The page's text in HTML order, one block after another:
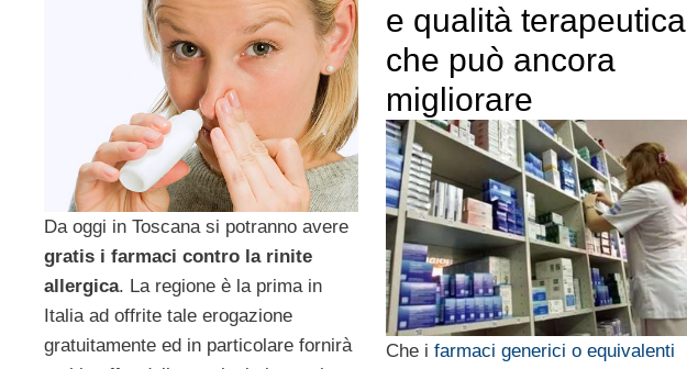
Da oggi in Toscana si potranno avere
gratis i farmaci contro la rinite
allergica. La regione è la prima in
Italia ad offrite tale erogazione
gratuitamente ed in particolare fornirà
e qualità terapeutica
che può ancora
migliorare
Che i farmaci generici o equivalenti